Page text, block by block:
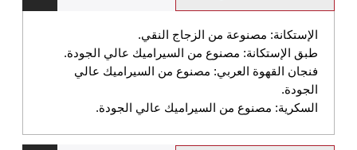
الإستكانة: مصنوعة من الزجاج النقي.
طبق الإستكانة: مصنوع من السيراميك عالي الجودة.
الجودة.
السكرية: مصنوع من السيراميك عالي الجودة.